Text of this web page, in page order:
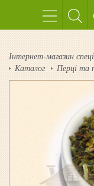
Інтернет-магазин
Каталог
Перці та